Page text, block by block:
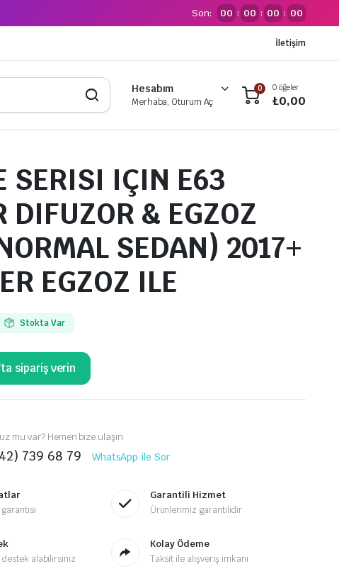
Son: 00 : 00 : 00 : 00
İletişim
Hesabım
Merhaba, Oturum Aç
0 0 öğeler
₺0,00
SERISI IÇIN E63
DIFUZOR & EGZOZ
SEDAN) 2017+
EGZOZ ILE
Stokta Var
sipariş verin
mu var? Hemen bize ulaşın
739 68 79 WhatsApp ile Sor
Garantili Hizmet
Ürünlerimiz garantilidir
destek alabilirsiniz
Kolay Ödeme
Taksit ile alışveriş imkanı